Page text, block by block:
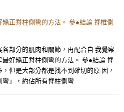
正脊柱側彎的方法。 參●結論 脊椎側
部分的肌肉和關節，再配合自 我覺察
好矯正脊柱側彎的方法。 參●結論 脊
但是大部分都是找不到確切的原 因，
」，約佔所有脊柱側彎